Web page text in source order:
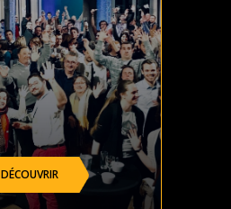
DÉCOUVRIR